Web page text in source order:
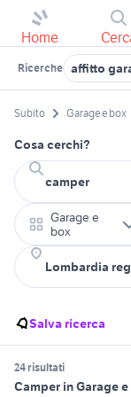
Home
Ricerche affitto
Subito Garage e box
Cosa cerchi?
Garage e
box
Salva ricerca
24 risultati
Camper in Garage